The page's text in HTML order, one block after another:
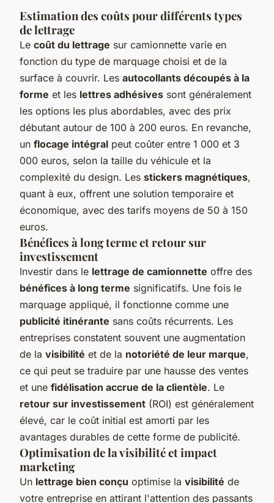
Estimation des coûts pour différents types
de lettrage
Le coût du lettrage sur camionnette varie en
fonction du type de marquage choisi et de la
surface à couvrir. Les autocollants découpés à la
forme et les lettres adhésives sont généralement
les options les plus abordables, avec des prix
débutant autour de 100 à 200 euros. En revanche,
un flocage intégral peut coûter entre 1 000 et 3
000 euros, selon la taille du véhicule et la
complexité du design. Les stickers magnétiques,
quant à eux, offrent une solution temporaire et
économique, avec des tarifs moyens de 50 à 150
euros.
Bénéfices à long terme et retour sur
investissement
Investir dans le lettrage de camionnette offre des
bénéfices à long terme significatifs. Une fois le
marquage appliqué, il fonctionne comme une
publicité itinérante sans coûts récurrents. Les
entreprises constatent souvent une augmentation
de la visibilité et de la notoriété de leur marque,
ce qui peut se traduire par une hausse des ventes
et une fidélisation accrue de la clientèle. Le
retour sur investissement (ROI) est généralement
élevé, car le coût initial est amorti par les
avantages durables de cette forme de publicité.
Optimisation de la visibilité et impact
marketing
Un lettrage bien conçu optimise la visibilité de
votre entreprise en attirant l'attention des passants